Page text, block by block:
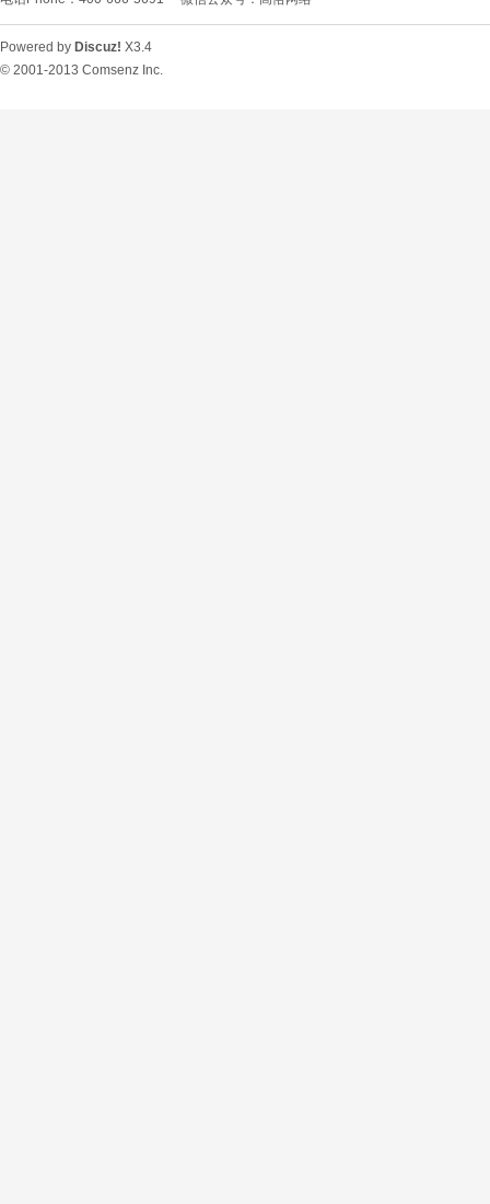
Powered by Discuz! X3.4
© 2001-2013 Comsenz Inc.